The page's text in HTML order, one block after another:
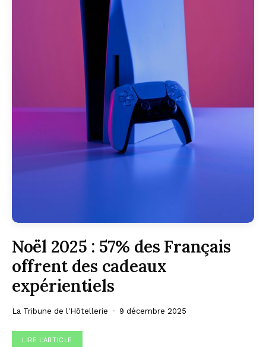
Noël 2025 : 57% des Français
offrent des cadeaux
expérientiels
La Tribune de l'Hôtellerie 9 décembre 2025
LIRE L'ARTICLE